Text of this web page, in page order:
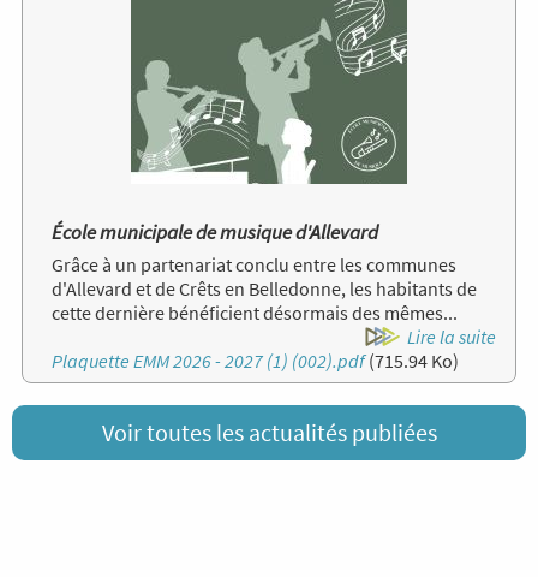
École municipale de musique d'Allevard
Grâce à un partenariat conclu entre les communes
d'Allevard et de Crêts en Belledonne, les habitants de
cette dernière bénéficient désormais des mêmes...
Lire la suite
Document
Plaquette EMM 2026 - 2027 (1) (002).pdf (715.94 Ko)
Voir toutes les actualités publiées